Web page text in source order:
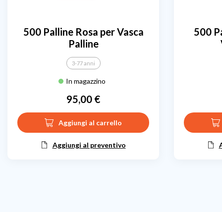
500 Palline Rosa per Vasca
Palline
3-77 anni
In magazzino
Prezzo
95,00 €
Aggiungi al carrello
Aggiungi al preventivo
500